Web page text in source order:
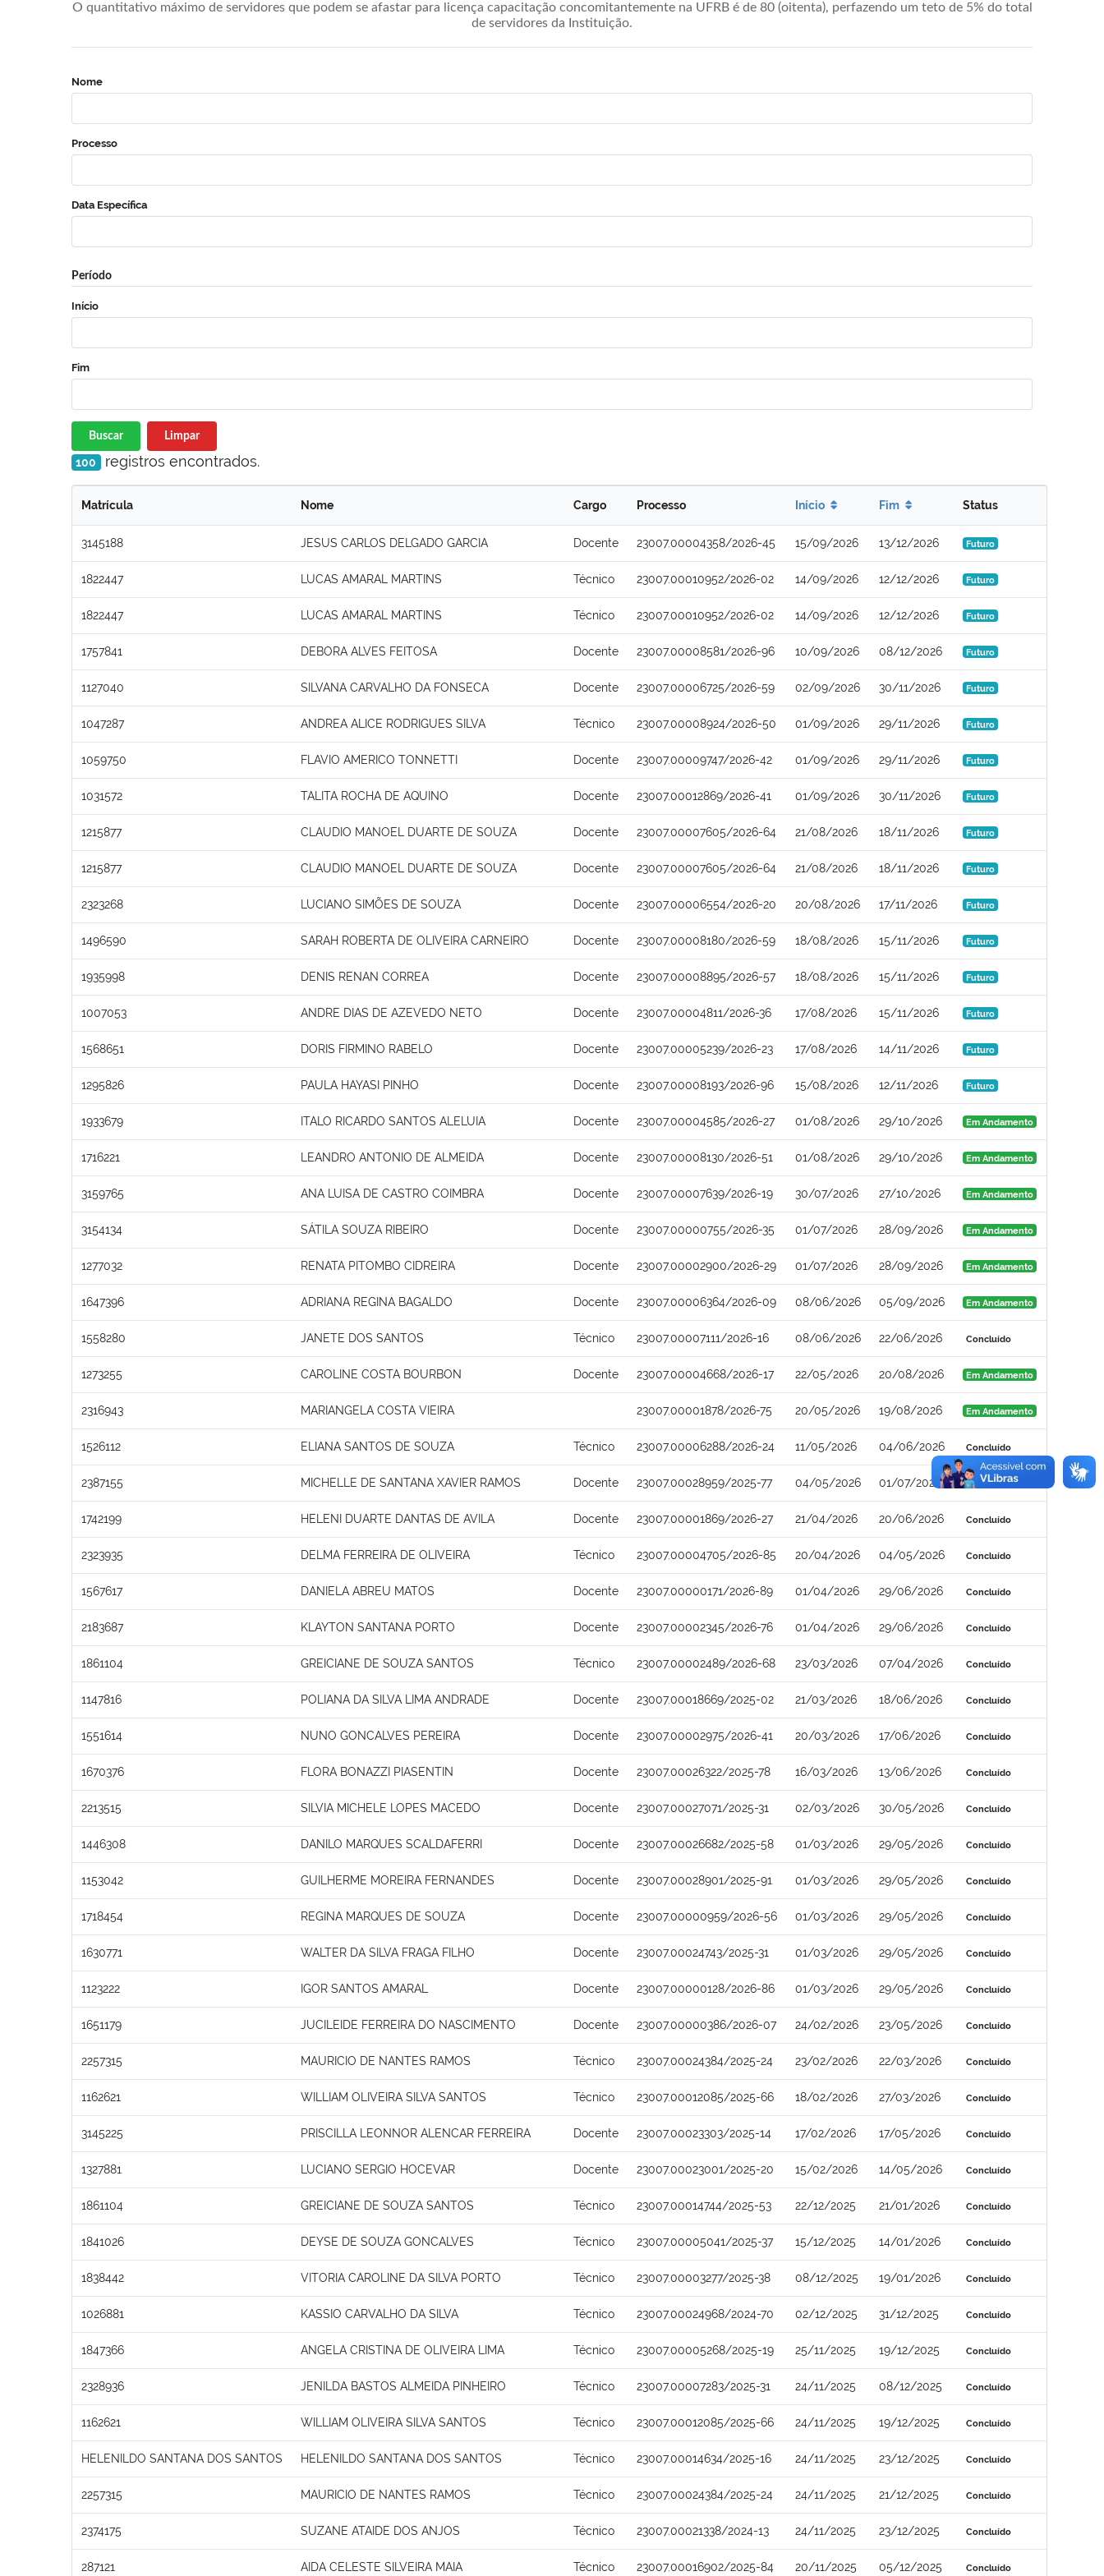
O quantitativo máximo de servidores que podem se afastar para licença capacitação concomitantemente na UFRB é de 80 (oitenta), perfazendo um teto de 5% do total
de servidores da Instituição.
Nome
Processo
Data Específica
Período
Início
Fim
Buscar Limpar
100 registros encontrados.
Matrícula Nome Cargo Processo Início Fim Status
3145188 JESUS CARLOS DELGADO GARCIA Docente 23007.00004358/2026-45 15/09/2026 13/12/2026 Futuro
1822447 LUCAS AMARAL MARTINS Técnico 23007.00010952/2026-02 14/09/2026 12/12/2026 Futuro
1822447 LUCAS AMARAL MARTINS Técnico 23007.00010952/2026-02 14/09/2026 12/12/2026 Futuro
1757841 DEBORA ALVES FEITOSA Docente 23007.00008581/2026-96 10/09/2026 08/12/2026 Futuro
1127040 SILVANA CARVALHO DA FONSECA Docente 23007.00006725/2026-59 02/09/2026 30/11/2026 Futuro
1047287 ANDREA ALICE RODRIGUES SILVA Técnico 23007.00008924/2026-50 01/09/2026 29/11/2026 Futuro
1059750 FLAVIO AMERICO TONNETTI Docente 23007.00009747/2026-42 01/09/2026 29/11/2026 Futuro
1031572 TALITA ROCHA DE AQUINO Docente 23007.00012869/2026-41 01/09/2026 30/11/2026 Futuro
1215877 CLAUDIO MANOEL DUARTE DE SOUZA Docente 23007.00007605/2026-64 21/08/2026 18/11/2026 Futuro
1215877 CLAUDIO MANOEL DUARTE DE SOUZA Docente 23007.00007605/2026-64 21/08/2026 18/11/2026 Futuro
2323268 LUCIANO SIMÕES DE SOUZA Docente 23007.00006554/2026-20 20/08/2026 17/11/2026 Futuro
1496590 SARAH ROBERTA DE OLIVEIRA CARNEIRO Docente 23007.00008180/2026-59 18/08/2026 15/11/2026 Futuro
1935998 DENIS RENAN CORREA Docente 23007.00008895/2026-57 18/08/2026 15/11/2026 Futuro
1007053 ANDRE DIAS DE AZEVEDO NETO Docente 23007.00004811/2026-36 17/08/2026 15/11/2026 Futuro
1568651 DORIS FIRMINO RABELO Docente 23007.00005239/2026-23 17/08/2026 14/11/2026 Futuro
1295826 PAULA HAYASI PINHO Docente 23007.00008193/2026-96 15/08/2026 12/11/2026 Futuro
1933679 ITALO RICARDO SANTOS ALELUIA Docente 23007.00004585/2026-27 01/08/2026 29/10/2026 Em Andamento
1716221 LEANDRO ANTONIO DE ALMEIDA Docente 23007.00008130/2026-51 01/08/2026 29/10/2026 Em Andamento
3159765 ANA LUISA DE CASTRO COIMBRA Docente 23007.00007639/2026-19 30/07/2026 27/10/2026 Em Andamento
3154134 SÁTILA SOUZA RIBEIRO Docente 23007.00000755/2026-35 01/07/2026 28/09/2026 Em Andamento
1277032 RENATA PITOMBO CIDREIRA Docente 23007.00002900/2026-29 01/07/2026 28/09/2026 Em Andamento
1647396 ADRIANA REGINA BAGALDO Docente 23007.00006364/2026-09 08/06/2026 05/09/2026 Em Andamento
1558280 JANETE DOS SANTOS Técnico 23007.00007111/2026-16 08/06/2026 22/06/2026 Concluído
1273255 CAROLINE COSTA BOURBON Docente 23007.00004668/2026-17 22/05/2026 20/08/2026 Em Andamento
2316943 MARIANGELA COSTA VIEIRA 23007.00001878/2026-75 20/05/2026 19/08/2026 Em Andamento
1526112 ELIANA SANTOS DE SOUZA Técnico 23007.00006288/2026-24 11/05/2026 04/06/2026 Concluído
2387155 MICHELLE DE SANTANA XAVIER RAMOS Docente 23007.00028959/2025-77 04/05/2026 01/07/2026 Concluído
1742199 HELENI DUARTE DANTAS DE AVILA Docente 23007.00001869/2026-27 21/04/2026 20/06/2026 Concluído
2323935 DELMA FERREIRA DE OLIVEIRA Técnico 23007.00004705/2026-85 20/04/2026 04/05/2026 Concluído
1567617 DANIELA ABREU MATOS Docente 23007.00000171/2026-89 01/04/2026 29/06/2026 Concluído
2183687 KLAYTON SANTANA PORTO Docente 23007.00002345/2026-76 01/04/2026 29/06/2026 Concluído
1861104 GREICIANE DE SOUZA SANTOS Técnico 23007.00002489/2026-68 23/03/2026 07/04/2026 Concluído
1147816 POLIANA DA SILVA LIMA ANDRADE Docente 23007.00018669/2025-02 21/03/2026 18/06/2026 Concluído
1551614 NUNO GONCALVES PEREIRA Docente 23007.00002975/2026-41 20/03/2026 17/06/2026 Concluído
1670376 FLORA BONAZZI PIASENTIN Docente 23007.00026322/2025-78 16/03/2026 13/06/2026 Concluído
2213515 SILVIA MICHELE LOPES MACEDO Docente 23007.00027071/2025-31 02/03/2026 30/05/2026 Concluído
1446308 DANILO MARQUES SCALDAFERRI Docente 23007.00026682/2025-58 01/03/2026 29/05/2026 Concluído
1153042 GUILHERME MOREIRA FERNANDES Docente 23007.00028901/2025-91 01/03/2026 29/05/2026 Concluído
1718454 REGINA MARQUES DE SOUZA Docente 23007.00000959/2026-56 01/03/2026 29/05/2026 Concluído
1630771 WALTER DA SILVA FRAGA FILHO Docente 23007.00024743/2025-31 01/03/2026 29/05/2026 Concluído
1123222 IGOR SANTOS AMARAL Docente 23007.00000128/2026-86 01/03/2026 29/05/2026 Concluído
1651179 JUCILEIDE FERREIRA DO NASCIMENTO Docente 23007.00000386/2026-07 24/02/2026 23/05/2026 Concluído
2257315 MAURICIO DE NANTES RAMOS Técnico 23007.00024384/2025-24 23/02/2026 22/03/2026 Concluído
1162621 WILLIAM OLIVEIRA SILVA SANTOS Técnico 23007.00012085/2025-66 18/02/2026 27/03/2026 Concluído
3145225 PRISCILLA LEONNOR ALENCAR FERREIRA Docente 23007.00023303/2025-14 17/02/2026 17/05/2026 Concluído
1327881 LUCIANO SERGIO HOCEVAR Docente 23007.00023001/2025-20 15/02/2026 14/05/2026 Concluído
1861104 GREICIANE DE SOUZA SANTOS Técnico 23007.00014744/2025-53 22/12/2025 21/01/2026 Concluído
1841026 DEYSE DE SOUZA GONCALVES Técnico 23007.00005041/2025-37 15/12/2025 14/01/2026 Concluído
1838442 VITORIA CAROLINE DA SILVA PORTO Técnico 23007.00003277/2025-38 08/12/2025 19/01/2026 Concluído
1026881 KASSIO CARVALHO DA SILVA Técnico 23007.00024968/2024-70 02/12/2025 31/12/2025 Concluído
1847366 ANGELA CRISTINA DE OLIVEIRA LIMA Técnico 23007.00005268/2025-19 25/11/2025 19/12/2025 Concluído
2328936 JENILDA BASTOS ALMEIDA PINHEIRO Técnico 23007.00007283/2025-31 24/11/2025 08/12/2025 Concluído
1162621 WILLIAM OLIVEIRA SILVA SANTOS Técnico 23007.00012085/2025-66 24/11/2025 19/12/2025 Concluído
HELENILDO SANTANA DOS SANTOS HELENILDO SANTANA DOS SANTOS Técnico 23007.00014634/2025-16 24/11/2025 23/12/2025 Concluído
2257315 MAURICIO DE NANTES RAMOS Técnico 23007.00024384/2025-24 24/11/2025 21/12/2025 Concluído
2374175 SUZANE ATAIDE DOS ANJOS Técnico 23007.00021338/2024-13 24/11/2025 23/12/2025 Concluído
287121 AIDA CELESTE SILVEIRA MAIA Técnico 23007.00016902/2025-84 20/11/2025 05/12/2025 Concluído